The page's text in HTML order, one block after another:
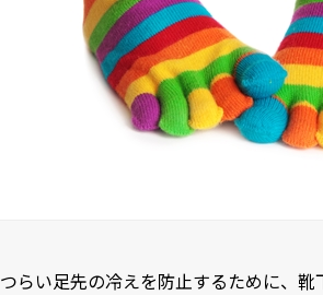
つらい足先の冷えを防止するために、